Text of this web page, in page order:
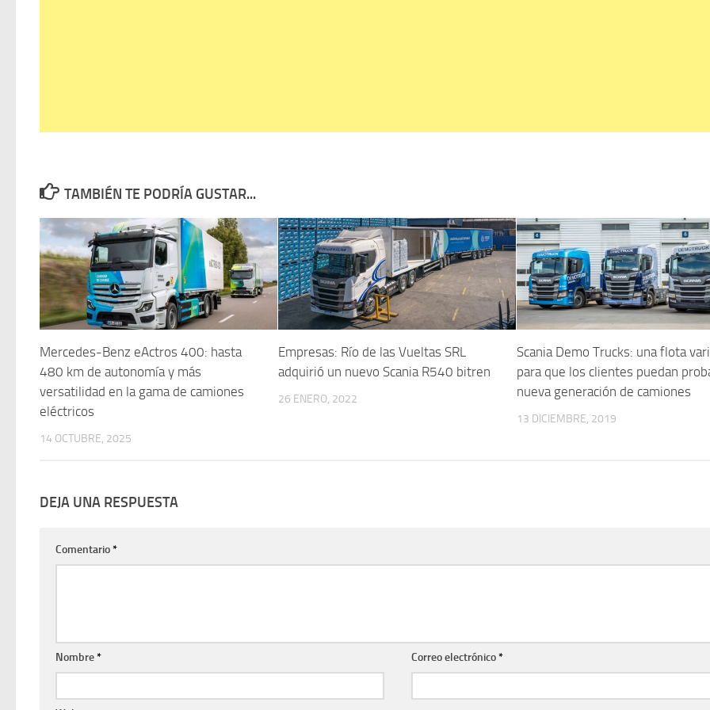
TAMBIÉN TE PODRÍA GUSTAR...
Mercedes-Benz eActros 400: hasta
480 km de autonomía y más
versatilidad en la gama de camiones
eléctricos
14 OCTUBRE, 2025
Empresas: Río de las Vueltas SRL
adquirió un nuevo Scania R540 bitren
26 ENERO, 2022
Scania Demo Trucks: una flota
para que los clientes puedan
nueva generación de camiones
13 DICIEMBRE, 2019
DEJA UNA RESPUESTA
Comentario*
Nombre* Correo electrónico*